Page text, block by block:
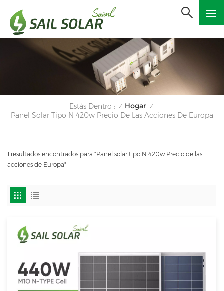
Estás Dentro : / Hogar /
Panel Solar Tipo N 420w Precio De Las Acciones De Europa
1 resultados encontrados para "Panel solar tipo N 420w Precio de las
acciones de Europa"